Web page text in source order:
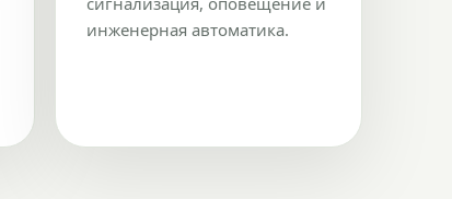
инженерная автоматика.